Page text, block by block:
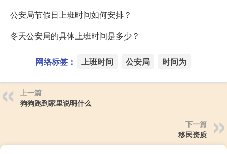
公安局节假日上班时间如何安排？
冬天公安局的具体上班时间是多少？
网络标签： 上班时间 公安局 时间为
上一篇
狗狗跑到家里说明什么
下一篇
移民资质